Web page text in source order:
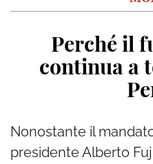
Perché il
continua a
Nonostante il
presidente Alberto